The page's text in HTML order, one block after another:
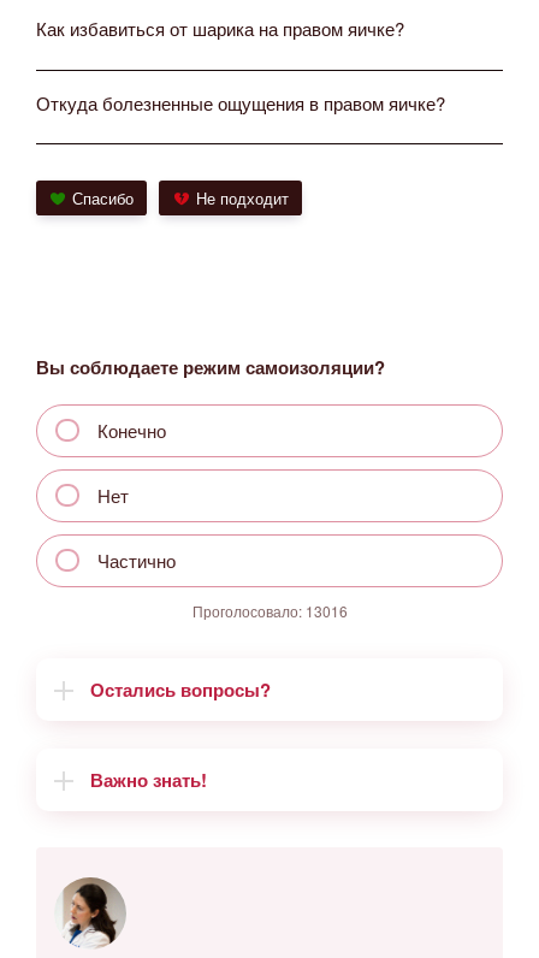
Как избавиться от шарика на правом яичке?
Откуда болезненные ощущения в правом яичке?
Спасибо Не подходит
Вы соблюдаете режим самоизоляции?
Конечно
Нет
Частично
Проголосовало: 13016
Остались вопросы?
Важно знать!